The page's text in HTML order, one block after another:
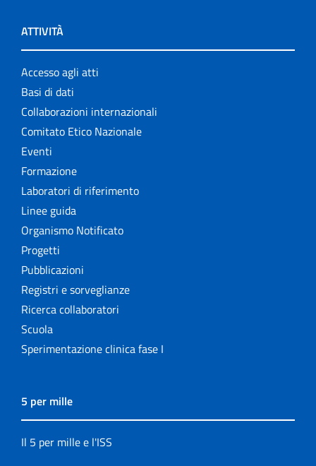
ATTIVITÀ
Accesso agli atti
Basi di dati
Collaborazioni internazionali
Comitato Etico Nazionale
Eventi
Formazione
Laboratori di riferimento
Linee guida
Organismo Notificato
Progetti
Pubblicazioni
Registri e sorveglianze
Ricerca collaboratori
Scuola
Sperimentazione clinica fase I
5 per mille
Il 5 per mille e l'ISS